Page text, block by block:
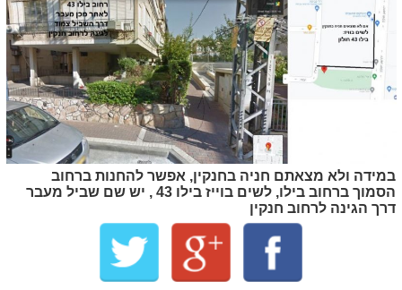
במידה ולא מצאתם חניה בחנקין, אפשר להחנות ברחוב
הסמוך ברחוב בילו, לשים בוייז בילו 43 , יש שם שביל מעבר
דרך הגינה לרחוב חנקין